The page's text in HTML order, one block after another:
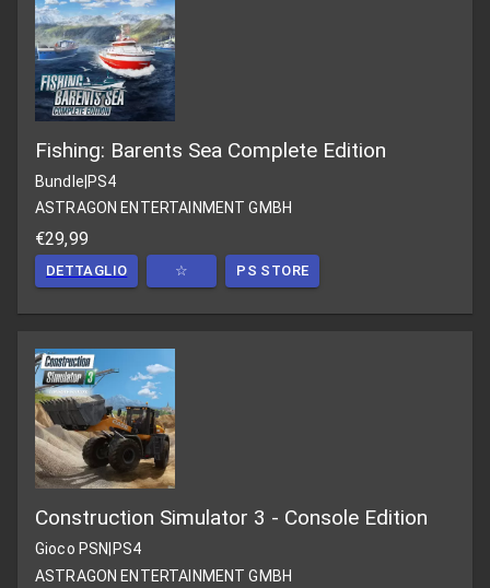
Fishing: Barents Sea Complete Edition
Bundle|PS4
ASTRAGON ENTERTAINMENT GMBH
€29,99
DETTAGLIO ☆ PS STORE
Construction Simulator 3 - Console Edition
Gioco PSN PS4
ASTRAGON ENTERTAINMENT GMBH